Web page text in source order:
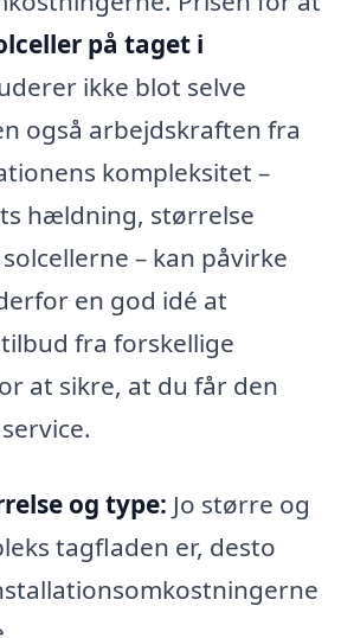
på taget i
ikke blot selve
også arbejdskraften fra
kompleksitet –
hældning, størrelse
– kan påvirke
en god idé at
fra forskellige
at sikre, at du får den
og type: Jo større og
tagfladen er, desto